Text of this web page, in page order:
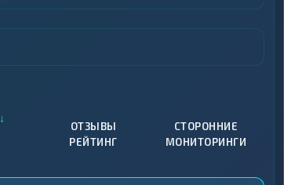
↓
ОТЗЫВЫ
РЕЙТИНГ
СТОРОННИЕ
МОНИТОРИНГИ